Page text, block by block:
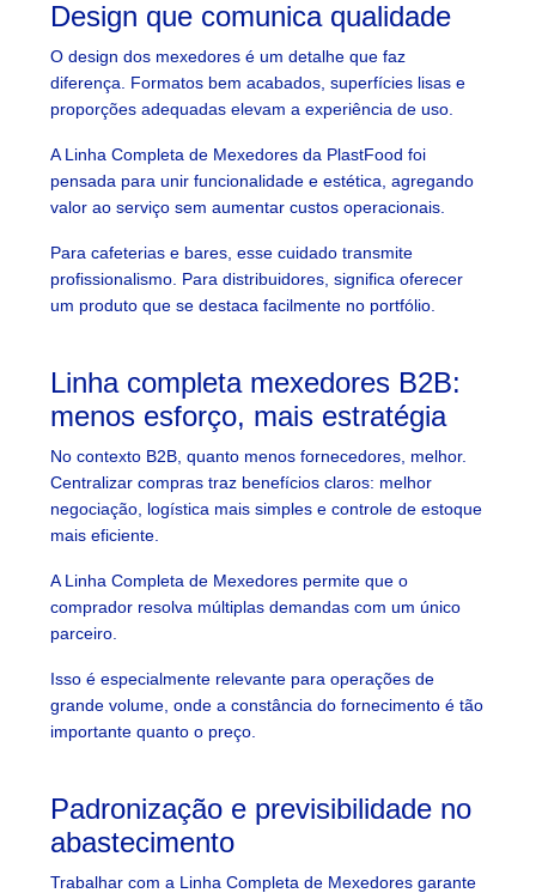
Design que comunica qualidade
O design dos mexedores é um detalhe que faz
diferença. Formatos bem acabados, superfícies lisas e
proporções adequadas elevam a experiência de uso.
A Linha Completa de Mexedores da PlastFood foi
pensada para unir funcionalidade e estética, agregando
valor ao serviço sem aumentar custos operacionais.
Para cafeterias e bares, esse cuidado transmite
profissionalismo. Para distribuidores, significa oferecer
um produto que se destaca facilmente no portfólio.
Linha completa mexedores B2B:
menos esforço, mais estratégia
No contexto B2B, quanto menos fornecedores, melhor.
Centralizar compras traz benefícios claros: melhor
negociação, logística mais simples e controle de estoque
mais eficiente.
A Linha Completa de Mexedores permite que o
comprador resolva múltiplas demandas com um único
parceiro.
Isso é especialmente relevante para operações de
grande volume, onde a constância do fornecimento é tão
importante quanto o preço.
Padronização e previsibilidade no
abastecimento
Trabalhar com a Linha Completa de Mexedores garante